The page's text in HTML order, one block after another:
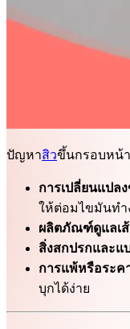
ปัญหาสิวขึ้นกรอบหน้
การเปลี่ยนแปล
ให้ต่อมไขมันทำ
ผลิตภัณฑ์ดูแลเ
สิ่งสกปรกและแ
การแพ้หรือระค
บุกได้ง่าย